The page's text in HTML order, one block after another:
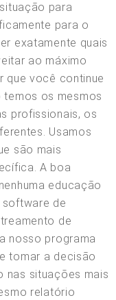
para
para o
exatamente quais
ao máximo
que você continue
temos os mesmos
profissionais, os
Usamos
são mais
A boa
educação
de
de
nosso programa
tomar a decisão
nas situações mais
relatório